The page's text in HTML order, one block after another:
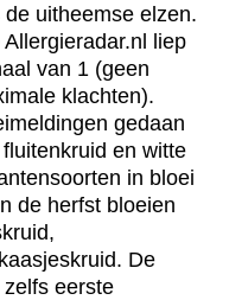
uitheemse elzen.
liep
van 1 (geen
klachten).
gedaan
en witte
in bloei
de herfst bloeien
De
eerste